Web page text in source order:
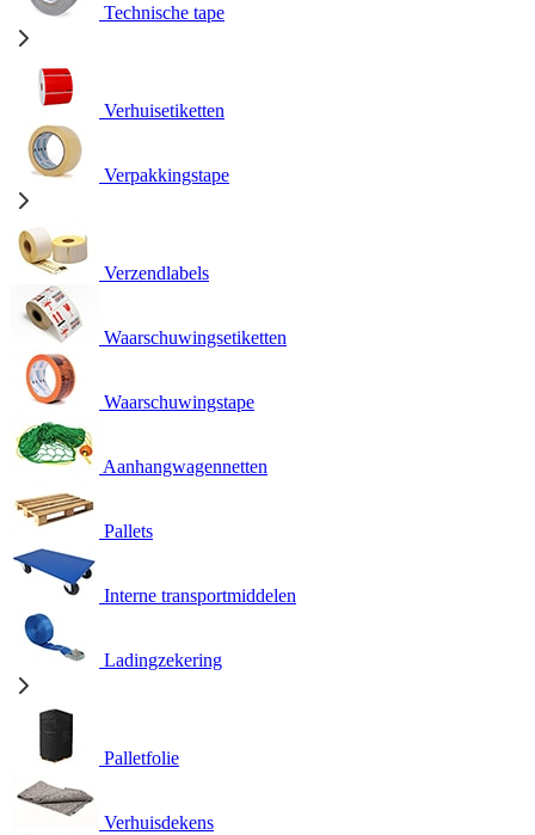
Technische tape
Verhuisetiketten
Verpakkingstape
Verzendlabels
Waarschuwingsetiketten
Waarschuwingstape
Aanhangwagennetten
Pallets
Interne transportmiddelen
Ladingzekering
Palletfolie
Verhuisdekens